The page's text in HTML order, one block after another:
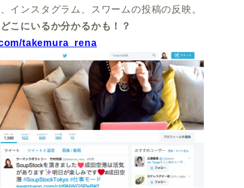
インスタグラム、スワームの投稿の反映。
こにいるか分かるかも！？
takemura_rena